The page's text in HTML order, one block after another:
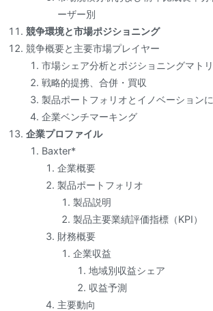
ーザー別
競争環境と市場ポジショニング
競争概要と主要市場プレイヤー
市場シェア分析とポジショニングマト
戦略的提携、合併・買収
製品ポートフォリオとイノベーション
企業ベンチマーキング
企業プロファイル
Baxter*
企業概要
製品ポートフォリオ
製品説明
製品主要業績評価指標（KPI）
財務概要
企業収益
地域別収益シェア
収益予測
主要動向